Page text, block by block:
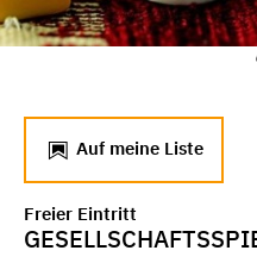
Auf meine Liste
Freier Eintritt